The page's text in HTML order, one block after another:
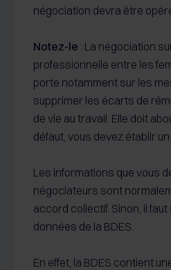
négociation devra être
Notez-le : La négociation
professionnelle entre les
porte notamment sur les
supprimer les écarts de
de vie au travail. Elle doit
défaut, vous devez établir un
Les informations que vous
négociateurs sont
accord collectif. Sinon, il faut
données de la BDES.
En effet, la BDES contient